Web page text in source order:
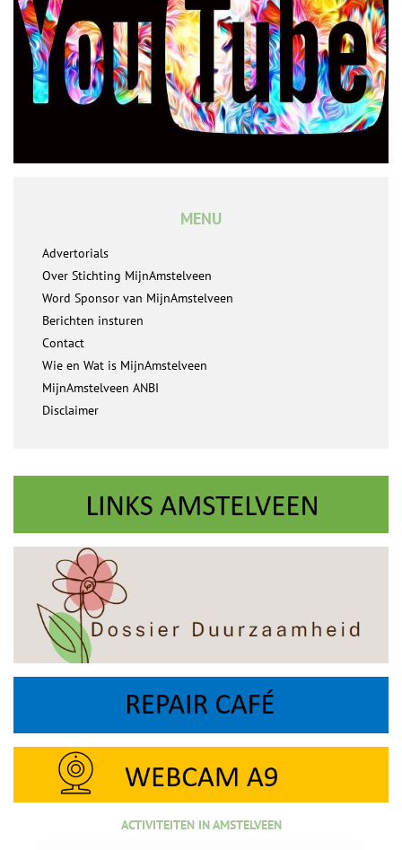
MENU
Advertorials
Over Stichting MijnAmstelveen
Word Sponsor van MijnAmstelveen
Berichten insturen
Contact
Wie en Wat is MijnAmstelveen
MijnAmstelveen ANBI
Disclaimer
ACTIVITEITEN IN AMSTELVEEN